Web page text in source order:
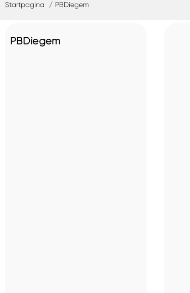
Startpagina PBDiegem
PBDiegem